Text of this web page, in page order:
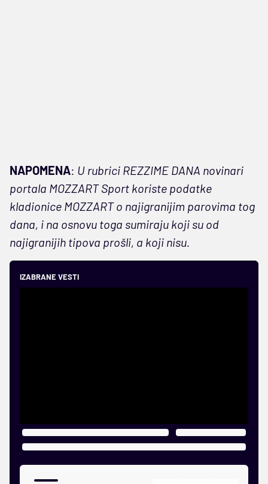
NAPOMENA: U rubrici REZZIME DANA novinari
portala MOZZART Sport koriste podatke
kladionice MOZZART o najigranijim parovima tog
dana, i na osnovu toga sumiraju koji su od
najigranijih tipova prošli, a koji nisu.
IZABRANE VESTI